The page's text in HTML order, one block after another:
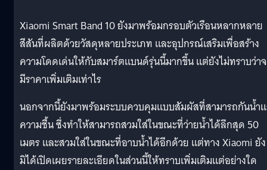
Xiaomi Smart Band 10 ยังมาพร้อมกรอบตัวเรือนหลากหลาย
สีสันที่ผลิตด้วยวัสดุหลายประเภท และอุปกรณ์เสริมเพื่อสร้าง
ความโดดเด่นให้กับสมาร์ตแบนด์รุ่นนี้มากขึ้น แต่ยังไม่ทราบว่า
มีราคาเพิ่มเติมเท่าไร
นอกจากนี้ยังมาพร้อมระบบควบคุมแบบสัมผัสที่สามารถกันน้ำ
ความชื้น ซึ่งทำให้สามารถสวมใส่ในขณะที่ว่ายน้ำได้ลึกสุด 50
เมตร และสวมใส่ในขณะที่อาบน้ำได้อีกด้วย แต่ทาง Xiaomi ยัง
มิได้เปิดเผยรายละเอียดในส่วนนี้ให้ทราบเพิ่มเติมแต่อย่างใด